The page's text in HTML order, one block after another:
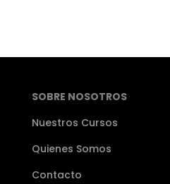
$1,999.$997.
SOBRE NOSOTROS
Nuestros Cursos
Quienes Somos
Contacto